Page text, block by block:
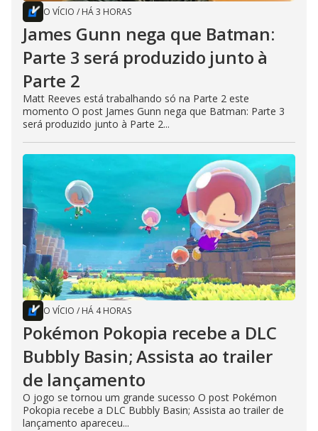
O VÍCIO / HÁ 3 HORAS
James Gunn nega que Batman:
Parte 3 será produzido junto à
Parte 2
Matt Reeves está trabalhando só na Parte 2 este
momento O post James Gunn nega que Batman: Parte 3
será produzido junto à Parte 2...
O VÍCIO / HÁ 4 HORAS
Pokémon Pokopia recebe a DLC
Bubbly Basin; Assista ao trailer
de lançamento
O jogo se tornou um grande sucesso O post Pokémon
Pokopia recebe a DLC Bubbly Basin; Assista ao trailer de
lançamento apareceu...